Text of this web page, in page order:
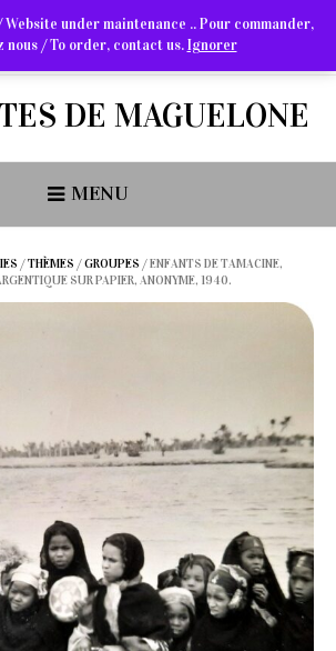
Graphiques & Livres Anciens
DE MAGUELONE
MENU
/THÈMES /GROUPES / ENFANTS DE TAMACINE,
SUR PAPIER, ANONYME, 1940.
under maintenance .. Pour commander,
nous / To order, contact us.Ignorer